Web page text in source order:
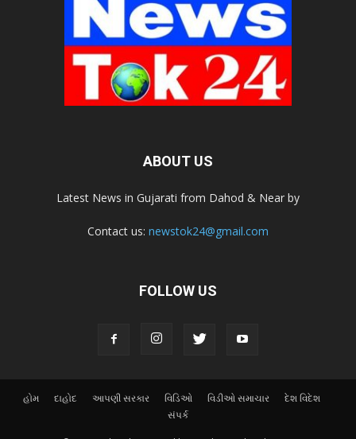
ABOUT US
Latest News in Gujarati from Dahod & Near by
Contact us: newstok24@gmail.com
FOLLOW US
હોમ દાહોદ આપણી સરકાર વિડિઓ વિડીઓ સમાચાર
દેશ વિદેશ
સંપર્ક